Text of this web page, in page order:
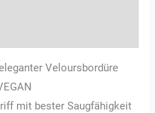
Veloursbordüre
mit bester Saugfähigkeit